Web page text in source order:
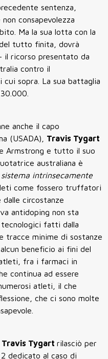
sentenza,
consapevolezza
Ma la sua lotta con la
tutto finita, dovrà
ricorso presentato da
contro il
cui sopra. La sua battaglia
anche il capo
(USADA), Travis Tygart
Armstrong e tutto il suo
australiana è
sistema intrinsecamente
come fossero truffatori
circostanze
antidoping non sta
tecnologici fatti dalla
tracce minime di sostanze
beneficio ai fini del
fra i farmaci in
continua ad essere
atleti, il che
che ci sono molte
Travis Tygart rilasciò per
dedicato al caso di